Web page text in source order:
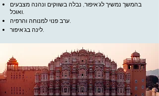
בהמשך נמשיך לג'איפור, נבלה בשווקים ונהנה מצבעים
ואוכל.
ערב פנוי למנוחה והרפיה.
לינה בג'איפור.